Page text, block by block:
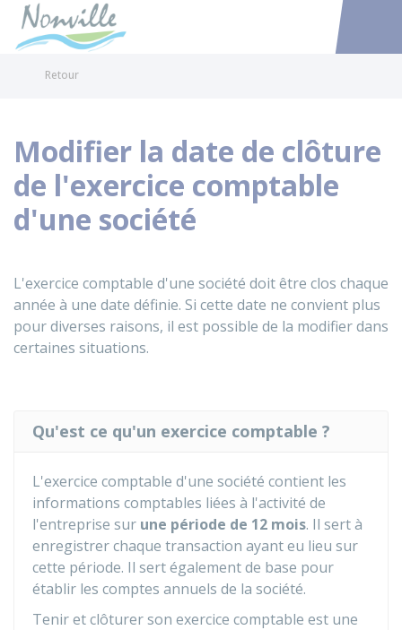
Accéder
Retour
Modifier la date de clôture
de l'exercice comptable
d'une société
L'exercice comptable d'une société doit être clos chaque
année à une date définie. Si cette date ne convient plus
pour diverses raisons, il est possible de la modifier dans
certaines situations.
Qu'est ce qu'un exercice comptable ?
L'exercice comptable d'une société contient les
informations comptables liées à l'activité de
l'entreprise sur une période de 12 mois. Il sert à
enregistrer chaque transaction ayant eu lieu sur
cette période. Il sert également de base pour
établir les comptes annuels de la société.
Tenir et clôturer son exercice comptable est une